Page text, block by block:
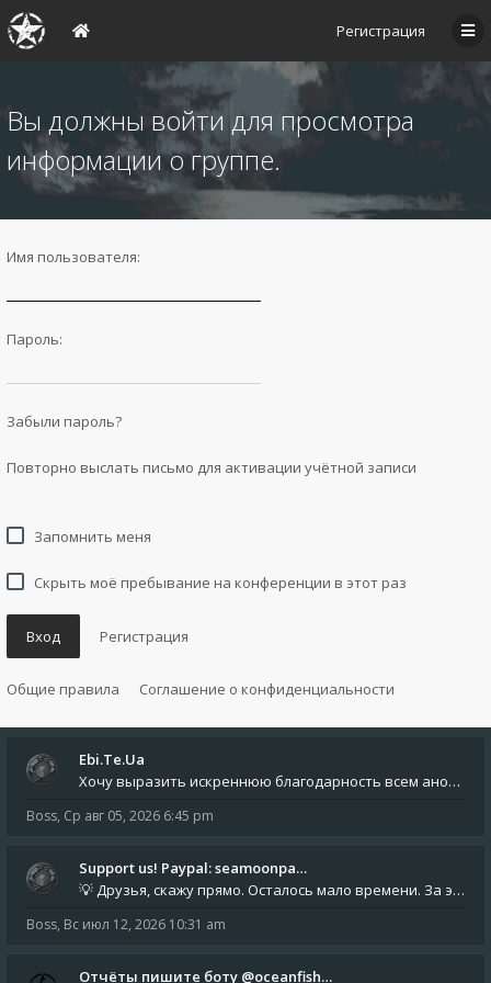
Регистрация
Вы должны войти для просмотра
информации о группе.
Имя пользователя:
Пароль:
Забыли пароль?
Повторно выслать письмо для активации учётной записи
Запомнить меня
Скрыть моё пребывание на конференции в этот раз
Вход Регистрация
Общие правила Соглашение о конфиденциальности
Ebi.Te.Ua
Хочу выразить искреннюю благодарность всем анонимным пользователям, которые поддержали наше сообщество финансово. Благод
Boss, Ср авг 05, 2026 6:45 pm
Support us! Paypal: seamoonpa…
💡 Друзья, скажу прямо. Осталось мало времени. За это время нам нужно закрыть последние обязательные расходы: около 500
Boss, Вс июл 12, 2026 10:31 am
Отчёты пишите боту @oceanfish…